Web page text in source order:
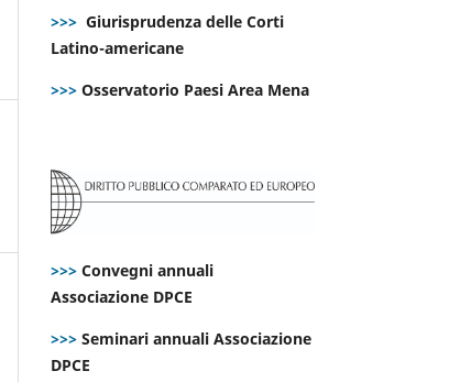
>>> Giurisprudenza delle Corti
Latino-americane
>>> Osservatorio Paesi Area Mena
>>> Convegni annuali
Associazione DPCE
>>> Seminari annuali Associazione
DPCE